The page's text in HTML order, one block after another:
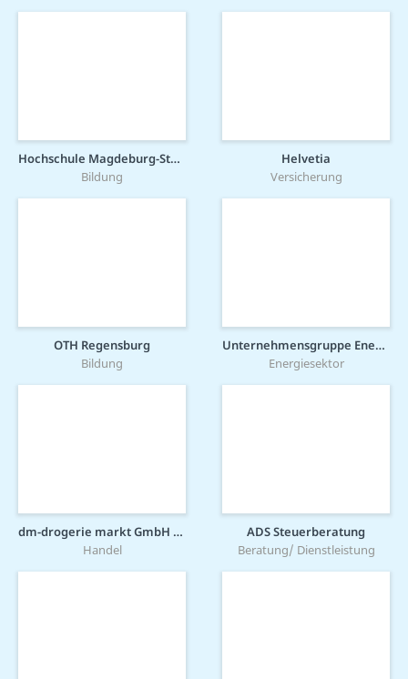
Hochschule Magdeburg-Stendal
Bildung
Helvetia
Versicherung
OTH Regensburg
Bildung
Unternehmensgruppe Energieversorgung Mittelrhein (evm-Gruppe)
Energiesektor
dm-drogerie markt GmbH + Co. KG
Handel
ADS Steuerberatung
Beratung/ Dienstleistung